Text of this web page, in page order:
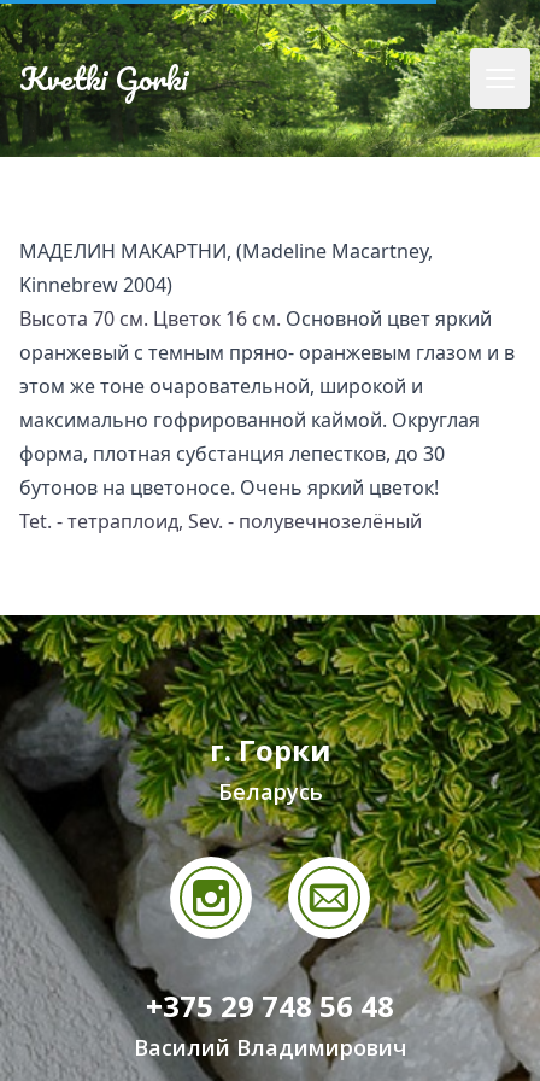
Kvetki Gorki
МАДЕЛИН МАКАРТНИ, (Madeline Macartney,
Kinnebrew 2004)
Высота 70 см. Цветок 16 см. Основной цвет яркий
оранжевый с темным пряно- оранжевым глазом и в
этом же тоне очаровательной, широкой и
максимально гофрированной каймой. Округлая
форма, плотная субстанция лепестков, до 30
бутонов на цветоносе. Очень яркий цветок!
Tet. - тетраплоид, Sev. - полувечнозелёный
г. Горки
Беларусь
+375 29 748 56 48
Василий Владимирович